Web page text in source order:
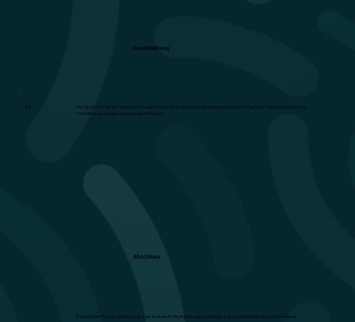
04
Durchführung
Vor Ort prüfen wir die Situation erneut, führen die Maßnahme durch und geben Ihnen Tipps zur Vorbeugung. Unsere
Techniker beantworten gerne Ihre Fragen.
Abschluss
Nach jedem Termin erhalten Sie einen Bericht. Die Rechnung stellen wir erst nach Abschluss der Maßnahme.